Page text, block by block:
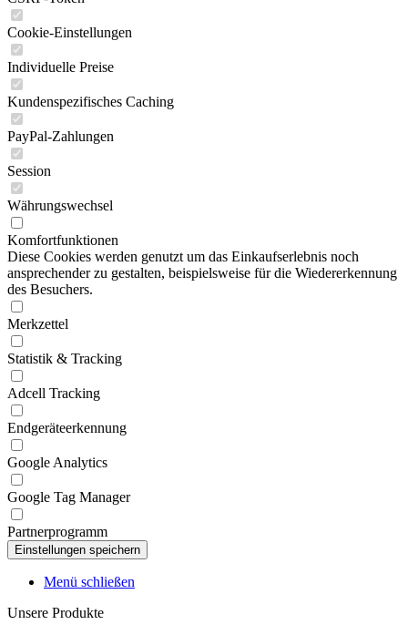
Cookie-Einstellungen
Individuelle Preise
Kundenspezifisches Caching
PayPal-Zahlungen
Session
Währungswechsel
Komfortfunktionen
Diese Cookies werden genutzt um das Einkaufserlebnis noch
ansprechender zu gestalten, beispielsweise für die Wiedererkennung
des Besuchers.
Merkzettel
Statistik & Tracking
Adcell Tracking
Endgeräteerkennung
Google Analytics
Google Tag Manager
Partnerprogramm
Menü schließen
Unsere Produkte